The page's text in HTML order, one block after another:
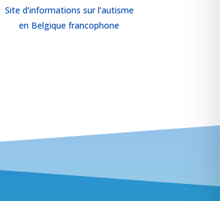
Site d’informations sur l’autisme
en Belgique francophone